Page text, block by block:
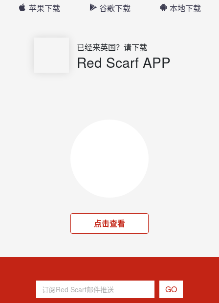
苹果下载 谷歌下载 本地下载
已经来英国？请下载
Red Scarf APP
点击查看